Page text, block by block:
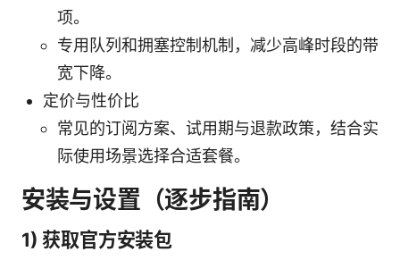
项。
专用队列和拥塞控制机制，减少高峰时段的带
宽下降。
定价与性价比
常见的订阅方案、试用期与退款政策，结合实
际使用场景选择合适套餐。
安装与设置（逐步指南）
1) 获取官方安装包